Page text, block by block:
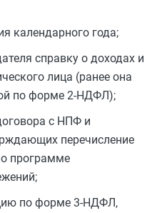
календарного года;
справку о доходах и
лица (ранее она
по форме 2-НДФЛ);
с НПФ и
перечисление
программе
по форме 3-НДФЛ,